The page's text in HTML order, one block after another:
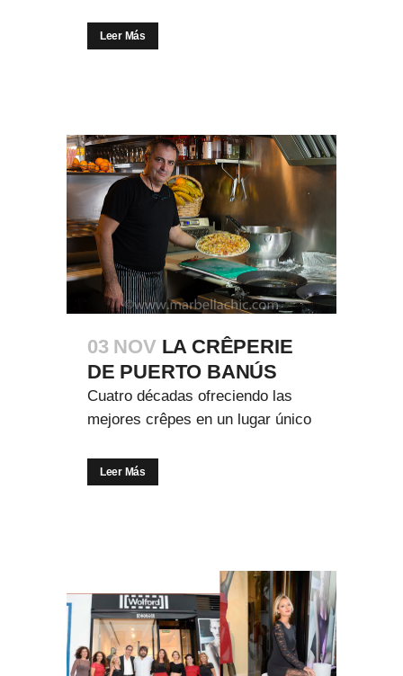
Leer Más
03 NOV LA CRÊPERIE
DE PUERTO BANÚS
Cuatro décadas ofreciendo las
mejores crêpes en un lugar único
Leer Más